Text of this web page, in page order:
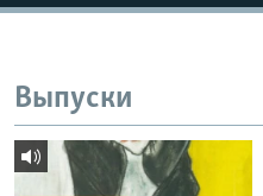
Выпуски